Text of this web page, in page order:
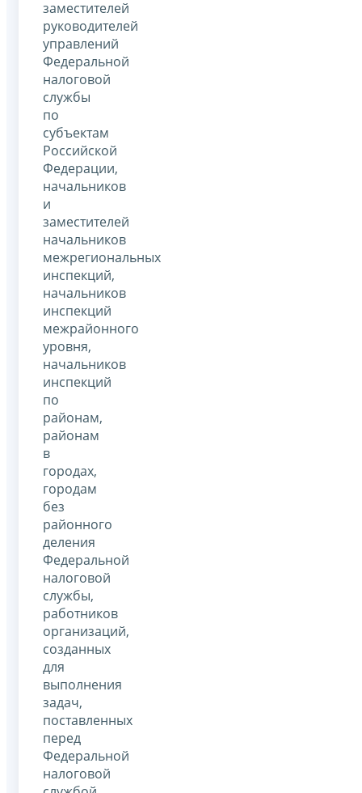
заместителей
руководителей
управлений
Федеральной
налоговой
службы
по
субъектам
Российской
Федерации,
начальников
и
заместителей
начальников
межрегиональных
инспекций,
начальников
инспекций
межрайонного
уровня,
начальников
инспекций
по
районам,
районам
в
городах,
городам
без
районного
деления
Федеральной
налоговой
службы,
работников
организаций,
созданных
для
выполнения
задач,
поставленных
перед
Федеральной
налоговой